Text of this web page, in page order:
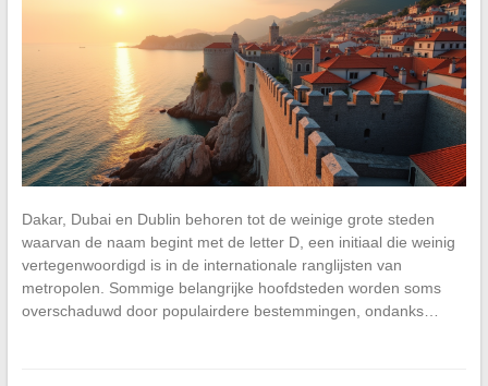
Dakar, Dubai en Dublin behoren tot de weinige grote steden
waarvan de naam begint met de letter D, een initiaal die weinig
vertegenwoordigd is in de internationale ranglijsten van
metropolen. Sommige belangrijke hoofdsteden worden soms
overschaduwd door populairdere bestemmingen, ondanks…